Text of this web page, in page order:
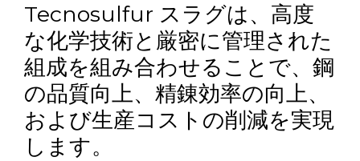
Tecnosulfur スラグは、高度
な化学技術と厳密に管理された
組成を組み合わせることで、鋼
の品質向上、精錬効率の向上、
および生産コストの削減を実現
します。